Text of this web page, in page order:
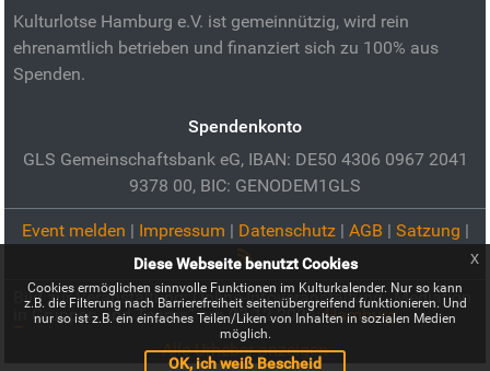
Kulturlotse Hamburg e.V. ist gemeinnützig, wird rein
ehrenamtlich betrieben und finanziert sich zu 100% aus
Spenden.
Spendenkonto
GLS Gemeinschaftsbank eG, IBAN: DE50 4306 0967 2041
9378 00, BIC: GENODEM1GLS
Event melden | Impressum | Datenschutz| AGB | Satzung |
Bild zur Veranstaltung:Online-Infoveranstaltung „Mediation
in Gruppen und Teams“ am 03.12.2024:Hamburg
Alle Urheber anzeigen
Diese Webseite benutzt Cookies
Cookies ermöglichen sinnvolle Funktionen im Kulturkalender. Nur so kann
z.B. die Filterung nach Barrierefreiheit seitenübergreifend funktionieren. Und
nur so ist z.B. ein einfaches Teilen/Liken von Inhalten in sozialen Medien
möglich.
OK, ich weiß Bescheid
x